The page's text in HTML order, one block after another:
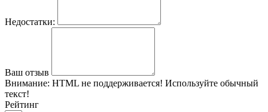
Недостатки:
Ваш отзыв
Внимание: HTML не поддерживается! Используйте обычный
текст!
Рейтинг